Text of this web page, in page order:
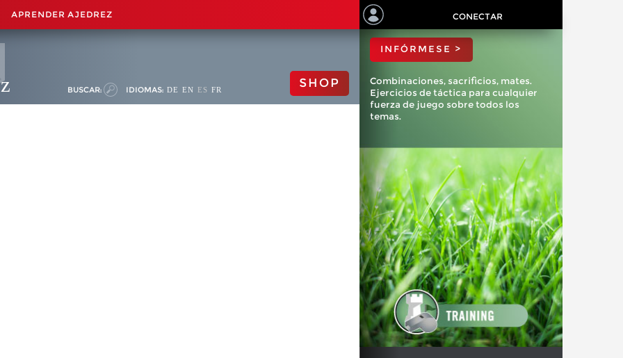
APRENDER AJEDREZ CONECTAR
BUSCAR: IDIOMAS: DE EN ES FR SHOP
ChessBase?
INFÓRMESE >
Combinaciones, sacrificios, mates.
Ejercicios de táctica para cualquier
fuerza de juego sobre todos los
temas.